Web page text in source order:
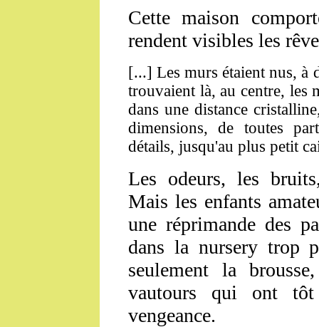
Cette maison
rendent visibles les
[...] Les murs étaient nus, à
trouvaient là, au centre, les
dans une distance
dimensions, de toutes
détails, jusqu'au plus petit
Les odeurs, les
Mais les enfants
une réprimande des
dans la nursery trop
seulement la
vautours qui ont
vengeance.